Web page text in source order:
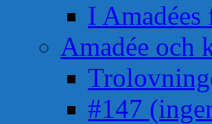
I Amadées
Amadée och
#147